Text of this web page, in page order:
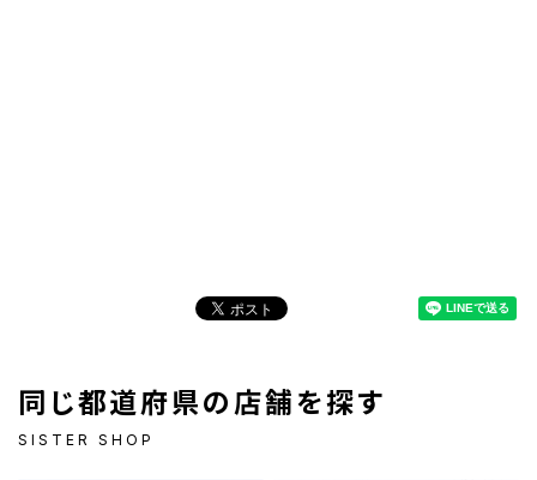
同じ都道府県の店舗を探す
SISTER SHOP